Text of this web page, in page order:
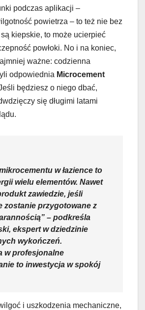
podczas aplikacji –
powietrza – to też nie bez
kiepskie, to może ucierpieć
powłoki. No i na koniec,
ważne: codzienna
odpowiednia Microcement
będziesz o niego dbać,
się długimi latami
w łazience to
wielu elementów. Nawet
zawiedzie, jeśli
zostanie przygotowane z
– podkreśla
ekspert w dziedzinie
wykończeń.
w profesjonalne
to inwestycja w spokój
i uszkodzenia mechaniczne,